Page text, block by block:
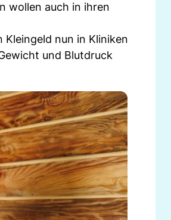
wollen auch in ihren
nun in Kliniken
und Blutdruck